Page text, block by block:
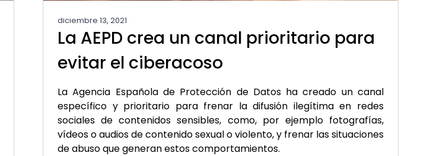
diciembre 13, 2021
La AEPD crea un canal prioritario para
evitar el ciberacoso
La Agencia Española de Protección de Datos ha creado un canal
específico y prioritario para frenar la difusión ilegítima en redes
sociales de contenidos sensibles, como, por ejemplo fotografías,
vídeos o audios de contenido sexual o violento, y frenar las situaciones
de abuso que generan estos comportamientos.